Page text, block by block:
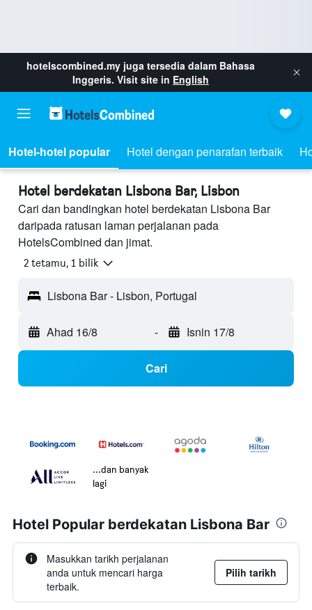
hotelscombined.my juga tersedia dalam Bahasa
Inggeris. Visit site in English
Hotel-hotel popular Hotel dengan penarafan terbaik
Hotel berdekatan Lisbona Bar, Lisbon
Cari dan bandingkan hotel berdekatan Lisbona Bar
daripada ratusan laman perjalanan pada
HotelsCombined dan jimat.
2 tetamu, 1 bilik
Lisbona Bar - Lisbon, Portugal
Ahad 16/8 - Isnin 17/8
Cari
...dan banyak
lagi
Hotel Popular berdekatan Lisbona Bar
Masukkan tarikh perjalanan
anda untuk mencari harga
terbaik.
Pilih tarikh